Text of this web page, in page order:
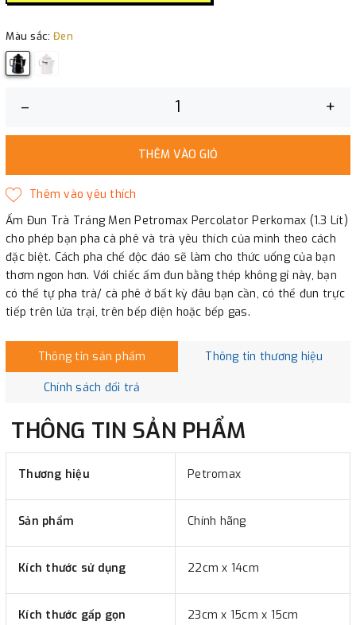
Màu sắc: Đen
– +
THÊM VÀO GIỎ
Ấm Đun Trà Tráng Men Petromax Percolator Perkomax (1.3 Lít)
cho phép bạn pha cà phê và trà yêu thích của mình theo cách
đặc biệt. Cách pha chế độc đáo sẽ làm cho thức uống của bạn
thơm ngon hơn. Với chiếc ấm đun bằng thép không gỉ này, bạn
có thể tự pha trà/ cà phê ở bất kỳ đâu bạn cần, có thể đun trực
tiếp trên lửa trại, trên bếp điện hoặc bếp gas.
Thông tin sản phẩm Thông tin thương hiệu
Chính sách đổi trả
THÔNG TIN SẢN PHẨM
Thương hiệu Petromax
Sản phẩm Chính hãng
Kích thước sử dụng 22cm x 14cm
Kích thước gấp gọn 23cm x 15cm x 15cm